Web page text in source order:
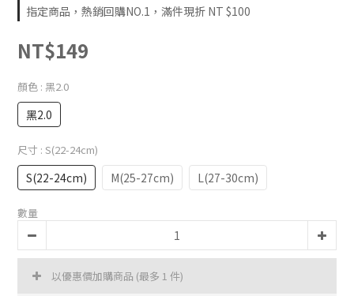
指定商品，熱銷回購NO.1，滿件現折 NT $100
NT$149
顏色 : 黑2.0
黑2.0
尺寸 : S(22-24cm)
S(22-24cm) M(25-27cm) L(27-30cm)
數量
以優惠價加購商品 (最多 1 件)